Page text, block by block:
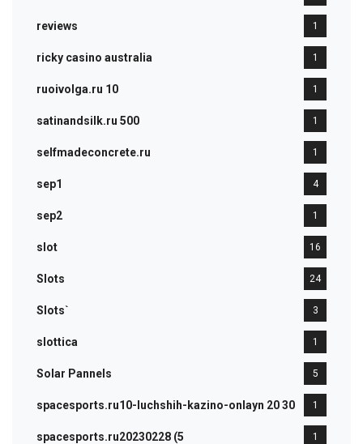
reviews 1
ricky casino australia 1
ruoivolga.ru 10 1
satinandsilk.ru 500 1
selfmadeconcrete.ru 1
sep1 4
sep2 1
slot 16
Slots 24
Slots` 3
slottica 1
Solar Pannels 5
spacesports.ru10-luchshih-kazino-onlayn 20 30 1
spacesports.ru20230228 (5 1